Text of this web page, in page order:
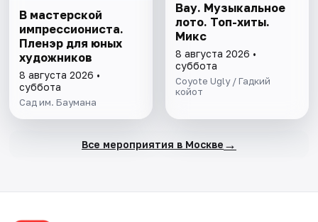
В мастерской
импрессиониста.
Пленэр для юных
художников
8 августа 2026 •
суббота
Сад им. Баумана
Вау. Музыкальное
лото. Топ-хиты.
Микс
8 августа 2026 •
суббота
Coyote Ugly / Гадкий
койот
Все мероприятия в Москве →